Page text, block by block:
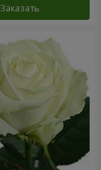
Заказать